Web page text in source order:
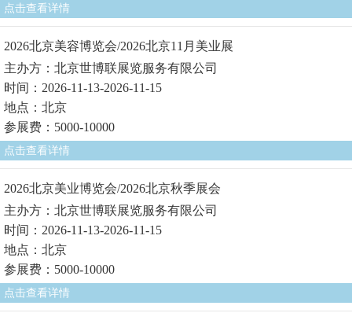
点击查看详情
2026北京美容博览会/2026北京11月美业展
主办方：北京世博联展览服务有限公司
时间：2026-11-13-2026-11-15
地点：北京
参展费：5000-10000
点击查看详情
2026北京美业博览会/2026北京秋季展会
主办方：北京世博联展览服务有限公司
时间：2026-11-13-2026-11-15
地点：北京
参展费：5000-10000
点击查看详情